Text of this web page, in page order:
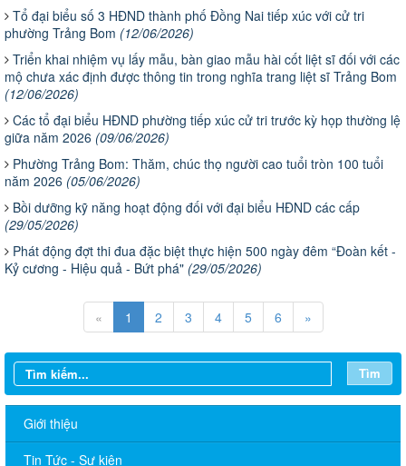
Tổ đại biểu số 3 HĐND thành phố Đồng Nai tiếp xúc với cử tri
phường Trảng Bom (12/06/2026)
Triển khai nhiệm vụ lấy mẫu, bàn giao mẫu hài cốt liệt sĩ đối với các
mộ chưa xác định được thông tin trong nghĩa trang liệt sĩ Trảng Bom
(12/06/2026)
Các tổ đại biểu HĐND phường tiếp xúc cử tri trước kỳ họp thường lệ
giữa năm 2026 (09/06/2026)
Phường Trảng Bom: Thăm, chúc thọ người cao tuổi tròn 100 tuổi
năm 2026 (05/06/2026)
Bồi dưỡng kỹ năng hoạt động đối với đại biểu HĐND các cấp
(29/05/2026)
Phát động đợt thi đua đặc biệt thực hiện 500 ngày đêm “Đoàn kết -
Kỷ cương - Hiệu quả - Bứt phá" (29/05/2026)
« 1 2 3 4 5 6 »
Tìm
Giới thiệu
Tin Tức - Sự kiện